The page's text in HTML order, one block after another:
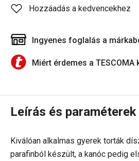
Hozzáadás a kedvencekhez
Ingyenes foglalás a
Miért érdemes a TESCOMA
Leírás és paraméterek
Kiválóan alkalmas gyerek torták
parafinból készült, a kanóc pedig